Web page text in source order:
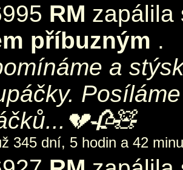
RM
příbuzným .
a
345 dní, 5 hodin a 42